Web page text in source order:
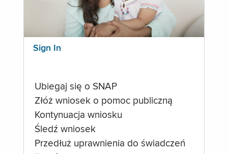
Sign In
Ubiegaj się o SNAP
Złóż wniosek o pomoc publiczną
Kontynuacja wniosku
Śledź wniosek
Przedłuż uprawnienia do świadczeń